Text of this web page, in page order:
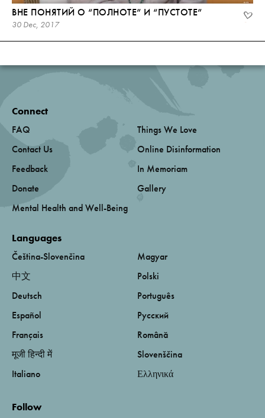
ВНЕ ПОНЯТИЙ О “ПОЛНОТЕ” И “ПУСТОТЕ”
30 Dec, 2017
Connect
FAQ
Contact Us
Feedback
Donate
Mental Health and Well-Being
Things We Love
Online Disinformation
In Memoriam
Gallery
Languages
Čeština-Slovenčina
中文
Deutsch
Español
Français
मूजी हिन्दी में
Italiano
Magyar
Polski
Português
Русский
Română
Slovenščina
Ελληνικά
Follow